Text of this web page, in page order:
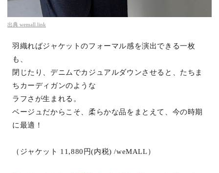
出典 wemall.link
羽織ればジャケットのフォーマル感を演出できる一枚
も、
閉じたり、デニムでカジュアルダウンさせると、たちま
ちカーディガンのような
ラフさが生まれる。
ベージュだからこそ、柔らかな品をまとえて、今の時期
に最適！
（ジャケット 11,880円(内税) /weMALL）